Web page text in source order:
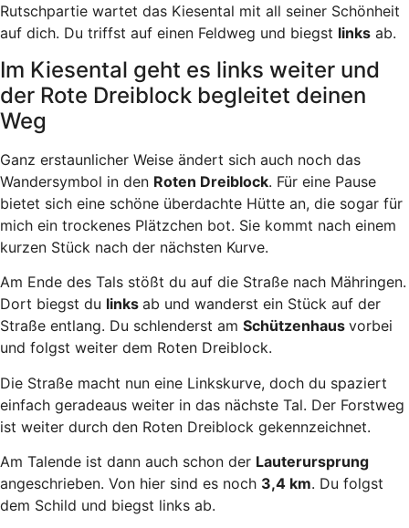
Rutschpartie wartet das Kiesental mit all seiner Schönheit
auf dich. Du triffst auf einen Feldweg und biegst links ab.
Im Kiesental geht es links weiter und
der Rote Dreiblock begleitet deinen
Weg
Ganz erstaunlicher Weise ändert sich auch noch das
Wandersymbol in den Roten Dreiblock. Für eine Pause
bietet sich eine schöne überdachte Hütte an, die sogar für
mich ein trockenes Plätzchen bot. Sie kommt nach einem
kurzen Stück nach der nächsten Kurve.
Am Ende des Tals stößt du auf die Straße nach Mähringen.
Dort biegst du links ab und wanderst ein Stück auf der
Straße entlang. Du schlenderst am Schützenhaus vorbei
und folgst weiter dem Roten Dreiblock.
Die Straße macht nun eine Linkskurve, doch du spaziert
einfach geradeaus weiter in das nächste Tal. Der Forstweg
ist weiter durch den Roten Dreiblock gekennzeichnet.
Am Talende ist dann auch schon der Lauterursprung
angeschrieben. Von hier sind es noch 3,4 km. Du folgst
dem Schild und biegst links ab.